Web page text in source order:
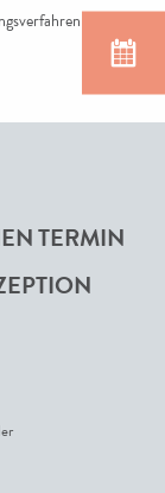
vor einer
TERMIN